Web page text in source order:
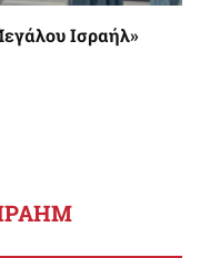
Ισραήλ»